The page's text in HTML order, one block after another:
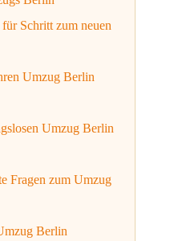
Schritt zum neuen
Umzug Berlin
Umzug Berlin
Fragen zum Umzug
Berlin